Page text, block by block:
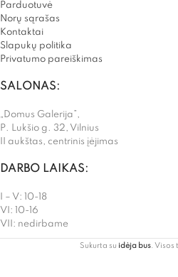
Parduotuvė
Norų sąrašas
Kontaktai
Slapukų politika
Privatumo pareiškimas
SALONAS:
„Domus Galerija”,
P. Lukšio g. 32, Vilnius
II aukštas, centrinis įėjimas
DARBO LAIKAS:
I – V: 10-18
VI: 10-16
VII: nedirbame
Sukurta su idėja bus . Visos